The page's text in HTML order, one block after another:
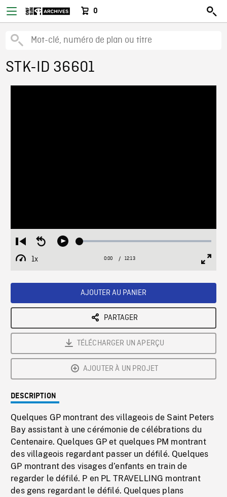
0
STK-ID 36601
Restart
from
beginning
Seek
Play Loaded:
1x
Playback
Current
0:00 / Duration
12:13
AJOUTER AU PANIER
PARTAGER
TÉLÉCHARGER UN APERÇU
AJOUTER À UN PROJET
DESCRIPTION
Quelques GP montrant des villageois de Saint Peters
Bay assistant à une cérémonie de célébrations du
Centenaire. Quelques GP et quelques PM montrant
des villageois regardant passer un défilé. Quelques
GP montrant des visages d’enfants en train de
regarder le défilé. P en PL TRAVELLING montrant
des gens regardant le défilé. Quelques plans